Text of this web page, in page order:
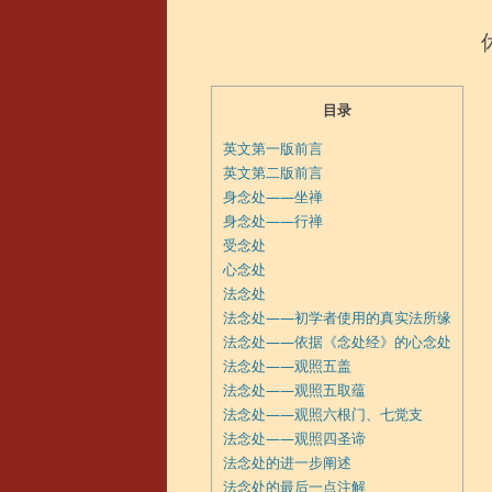
目录
英文第一版前言
英文第二版前言
身念处——坐禅
身念处——行禅
受念处
心念处
法念处
法念处——初学者使用的真实法所缘
法念处——依据《念处经》的心念处
法念处——观照五盖
法念处——观照五取蕴
法念处——观照六根门、七觉支
法念处——观照四圣谛
法念处的进一步阐述
法念处的最后一点注解